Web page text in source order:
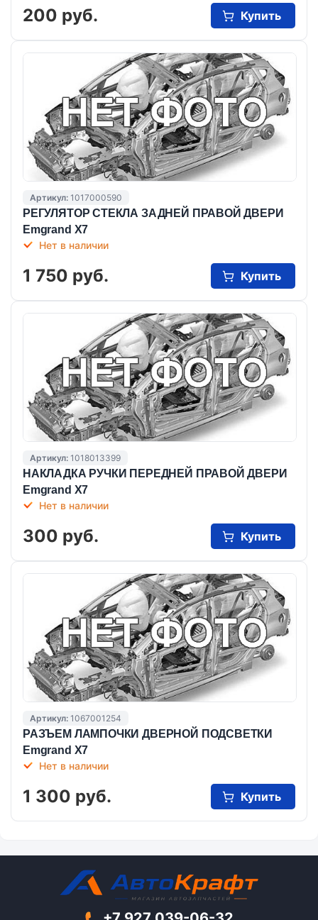
200 руб. Купить
Артикул: 1017000590
РЕГУЛЯТОР СТЕКЛА ЗАДНЕЙ ПРАВОЙ ДВЕРИ
Emgrand X7
Нет в наличии
1 750 руб. Купить
Артикул: 1018013399
НАКЛАДКА РУЧКИ ПЕРЕДНЕЙ ПРАВОЙ ДВЕРИ
Emgrand X7
Нет в наличии
300 руб. Купить
Артикул: 1067001254
РАЗЪЕМ ЛАМПОЧКИ ДВЕРНОЙ ПОДСВЕТКИ
Emgrand X7
Нет в наличии
1 300 руб. Купить